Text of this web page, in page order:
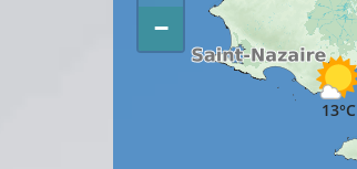
13°C
−